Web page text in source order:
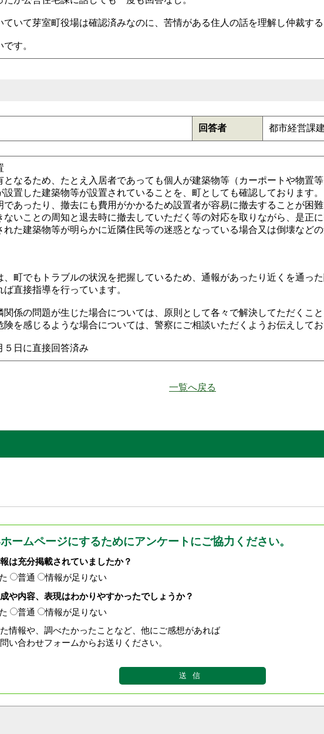
いて芽室町役場は確認済みなのに、苦情がある住人の話を理解し仲裁す
す。
回答者 都市経営課
なるため、たとえ入居者であっても個人が建築物等（カーポートや物置
置した建築物等が設置されていることを、町としても確認しております。
あったり、撤去にも費用がかかるため設置者が容易に撤去することが困
いことの周知と退去時に撤去していただく等の対応を取りながら、是正に
た建築物等が明らかに近隣住民等の迷惑となっている場合又は倒壊など
町でもトラブルの状況を把握しているため、通報があったり近くを通っ
直接指導を行っています。
係の問題が生じた場合については、原則として各々で解決してただくこ
を感じるような場合については、警察にご相談いただくようお伝えしてお
日に直接回答済み
一覧へ戻る
ームページにするためにアンケートにご協力ください。
は充分掲載されていましたか？
普通
情報が足りない
や内容、表現はわかりやすかったでしょうか？
普通
情報が足りない
情報や、調べたかったことなど、他にご感想があれば
い合わせフォームからお送りください。